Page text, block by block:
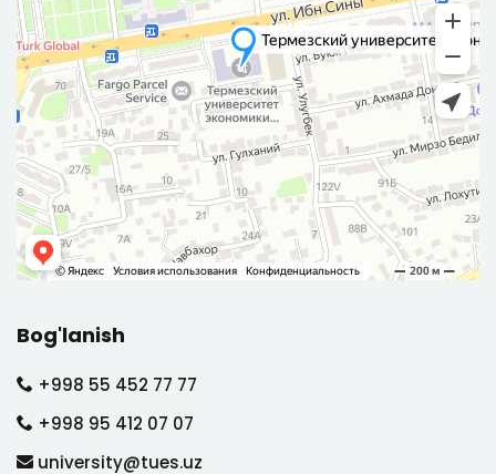
Bog'lanish
+998 55 452 77 77
+998 95 412 07 07
university@tues.uz